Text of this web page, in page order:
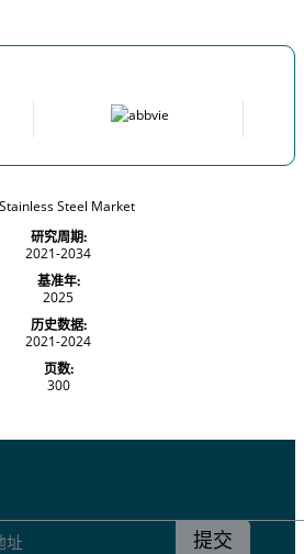
研究周期:
2021-2034
基准年:
2025
历史数据:
2021-2024
页数:
300
提交